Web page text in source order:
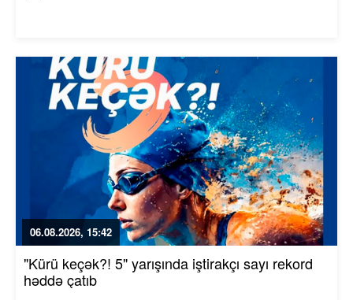
06.08.2026, 15:42
"Kürü keçək?! 5" yarışında iştirakçı sayı rekord
həddə çatıb